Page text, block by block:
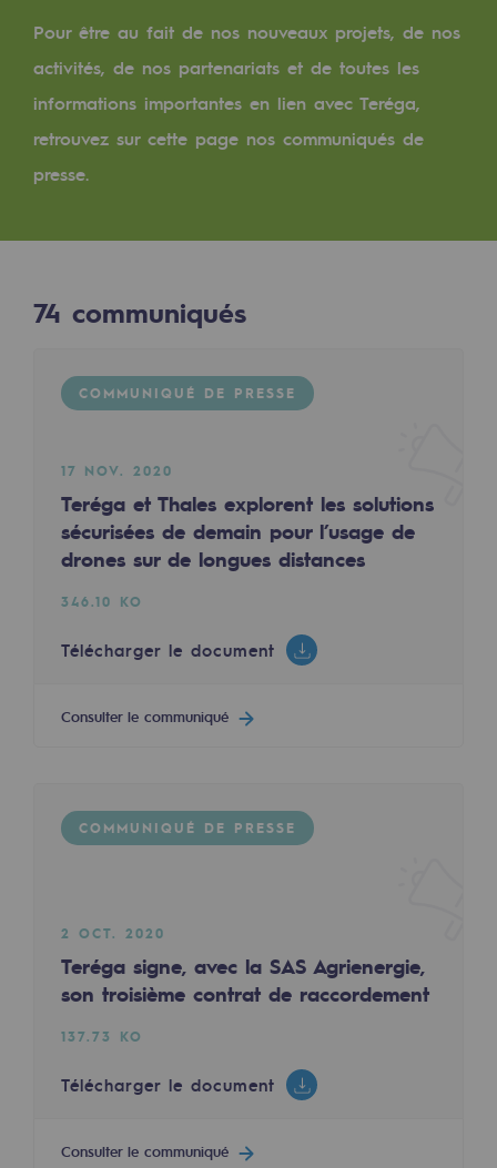
Transversalité et Collaboratif
Notre culture et nos valeurs
Une organisation certifiée
Notre organisation
Indicateurs
Où nous trouver
Les énergies d'avenir
Les énergies d'avenir
Notre vision
Gaz renouvelables et procédés durables
Gaz renouvelables et procédés
Nouveaux usages
Espace pédagogique
Espace pédagogique
2050 : un monde d’énergies
CCUS Objectif Zéro CO2
Objectif Biométhane
Pour être au fait de nos nouveaux projets, de nos
activités, de nos partenariats et de toutes les
informations importantes en lien avec Teréga,
retrouvez sur cette page nos communiqués de
presse.
74 communiqués
COMMUNIQUÉ DE PRESSE
17 NOV. 2020
Teréga et Thales explorent les solutions
sécurisées de demain pour l’usage de
drones sur de longues distances
346.10 KO
Télécharger le document
Consulter le communiqué
COMMUNIQUÉ DE PRESSE
2 OCT. 2020
Teréga signe, avec la SAS Agrienergie,
son troisième contrat de raccordement
137.73 KO
Télécharger le document
Consulter le communiqué